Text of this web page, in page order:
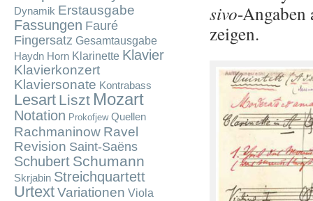
si­vo-An­ga­ben
zei­gen.
Dynamik Erstausgabe
Fassungen Fauré
Fingersatz Gesamtausgabe
Haydn Horn Klarinette Klavier
Klavierkonzert
Klaviersonate Kontrabass
Lesart Liszt Mozart
Notation Prokofjew Quellen
Rachmaninow Ravel
Revision Saint-Saëns
Schubert Schumann
Skrjabin Streichquartett
UrtextVariationen Viola